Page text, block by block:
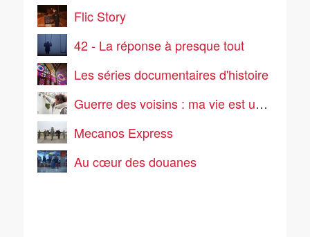
Flic Story
42 - La réponse à presque tout
Les séries documentaires d'histoire
Guerre des voisins : ma vie est un enfer
Mecanos Express
Au cœur des douanes